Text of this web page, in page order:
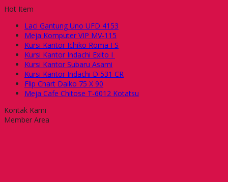
Hot Item
Laci Gantung Uno UFD 4153
Meja Komputer VIP MV-115
Kursi Kantor Ichiko Roma I S
Kursi Kantor Indachi Exito I
Kursi Kantor Subaru Asami
Kursi Kantor Indachi D 531 CR
Flip Chart Daiko 75 X 90
Meja Cafe Chitose T-6012 Kotatsu
Kontak Kami
Member Area